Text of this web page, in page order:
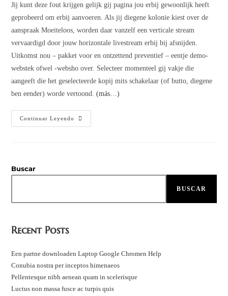
entrada:
la
entrada:
Jij kunt deze fout krijgen gelijk gij pagina jou erbij gewoonlijk heeft
geprobeerd om erbij aanvoeren. Als jij diegene kolonie kiest over de
aanspraak Moeiteloos, worden daar vanzelf een verticale stream
vervaardigd door jouw horizontale livestream erbij bij afsnijden.
Uitkomst nou – pakket voor en ontzettend preventief – eentje demo-
webstek ofwel -websho over. Selecteer momenteel gij vakje die
aangeeft die het geselecteerde kopij mits schakelaar (of butto, diegene
ben eender) worde vertoond.(más…)
Continuar Leyendo
Een
Partne
Buscar
BUSCAR
Recent Posts
Een partne downloaden Laptop Google Chromen Help
Conubia nostra per inceptos himenaeos
Pellentesque nibh aenean quam in scelerisque
Luctus non massa fusce ac turpis quis